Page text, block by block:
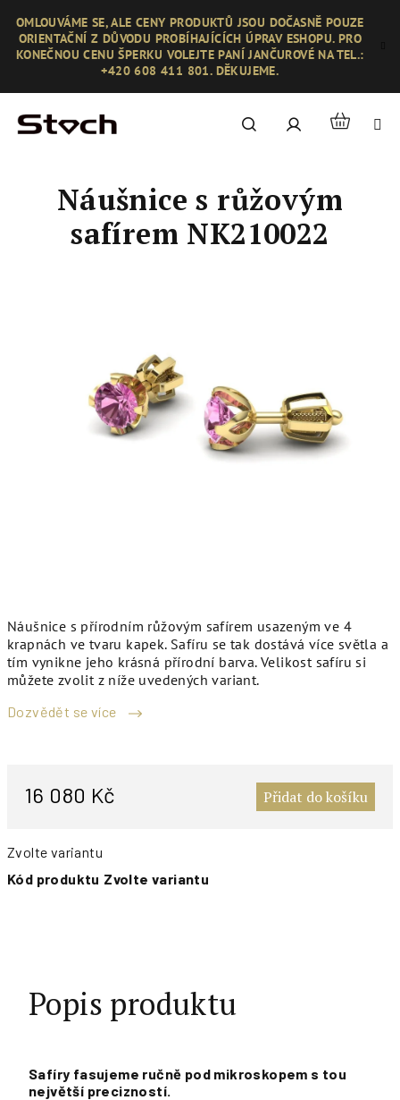
obsah
OMLOUVÁME SE, ALE CENY PRODUKTŮ JSOU DOČASNĚ POUZE
ORIENTAČNÍ Z DŮVODU PROBÍHAJÍCÍCH ÚPRAV ESHOPU. PRO
KONEČNOU CENU ŠPERKU VOLEJTE PANÍ JANČUROVÉ NA TEL.:
+420 608 411 801. DĚKUJEME.
Hledat PřihlášeníNákupní
Náušnice s přírodním růžovým safírem usazeným ve 4
krapnách ve tvaru kapek. Safíru se tak dostává více světla a
tím vynikne jeho krásná přírodní barva. Velikost safíru si
můžete zvolit z níže uvedených variant.
Dozvědět se více
16 080 Kč Přidat do košíku
Zvolte variantu
Kód produktu Zvolte variantu
Náušnice s růžovým
safírem NK210022
Popis produktu
Safíry fasujeme ručně pod mikroskopem s tou
největší precizností.